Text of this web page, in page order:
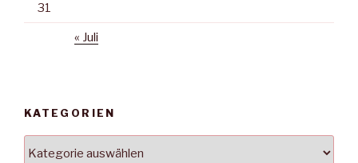
31
« Juli
KATEGORIEN